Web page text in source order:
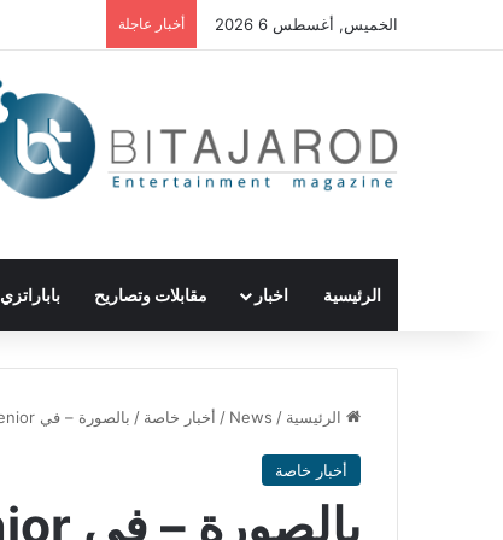
الخميس, أغسطس 6 2026 أخبار عاجلة
الرئيسية اخبار مقابلات وتصاريح باباراتزي
الرئيسية /
News
/ أخبار خاصة / بالصورة – في The Voice Senior جمال وأناقة زوجة ملحم زين
أخبار خاصة